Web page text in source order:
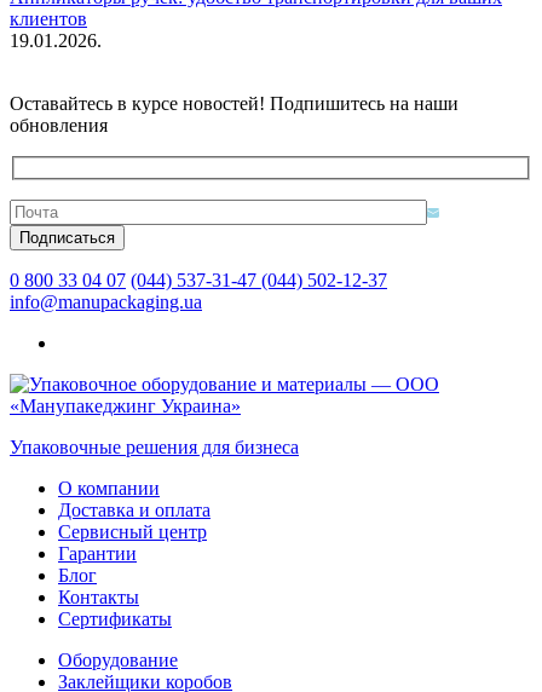
клиентов
19.01.2026.
Оставайтесь в курсе новостей! Подпишитесь на наши
обновления
0 800 33 04 07 (044) 537-31-47 (044) 502-12-37
info@manupackaging.ua
Упаковочные решения для бизнеса
О компании
Доставка и оплата
Сервисный центр
Гарантии
Блог
Контакты
Сертификаты
Оборудование
Заклейщики коробов